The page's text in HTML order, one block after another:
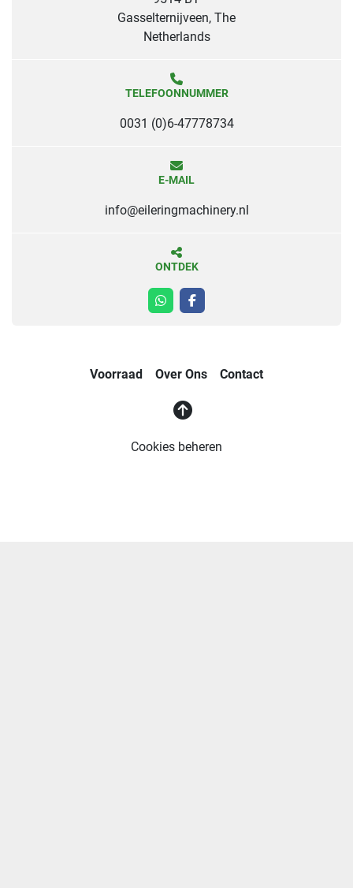
Gasselternijveen, The
Netherlands
TELEFOONNUMMER
0031 (0)6-47778734
E-MAIL
info@eileringmachinery.nl
ONTDEK
whatsappfacebook
Cookies beheren
Voorraad Over Ons Contact